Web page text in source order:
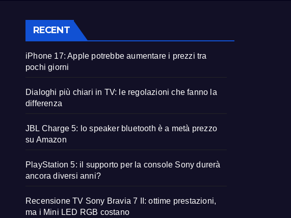
RECENT
iPhone 17: Apple potrebbe aumentare i prezzi tra
pochi giorni
Dialoghi più chiari in TV: le regolazioni che fanno la
differenza
JBL Charge 5: lo speaker bluetooth è a metà prezzo
su Amazon
PlayStation 5: il supporto per la console Sony durerà
ancora diversi anni?
Recensione TV Sony Bravia 7 II: ottime prestazioni,
ma i Mini LED RGB costano